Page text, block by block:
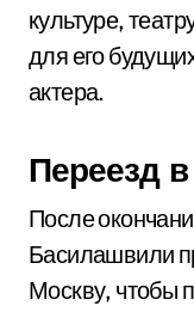
культуре,
для его
актера.
Переезд
После
Басилашвили
Москву, чтобы